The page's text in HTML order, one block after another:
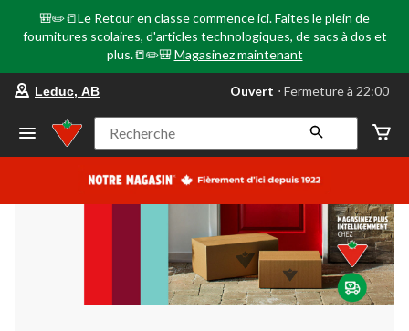
🎒✏️📒Le Retour en classe commence ici. Faites le plein de
fournitures scolaires, d'articles technologiques, de sacs à dos et
plus.📒✏️🎒 Magasinez maintenant
votre
préféré
Leduc,
AB,
courament
Fermeture
à
22:00
cliquer
pour
changer
Leduc, AB Ouvert ⋅ Fermeture à 22:00
Recherche